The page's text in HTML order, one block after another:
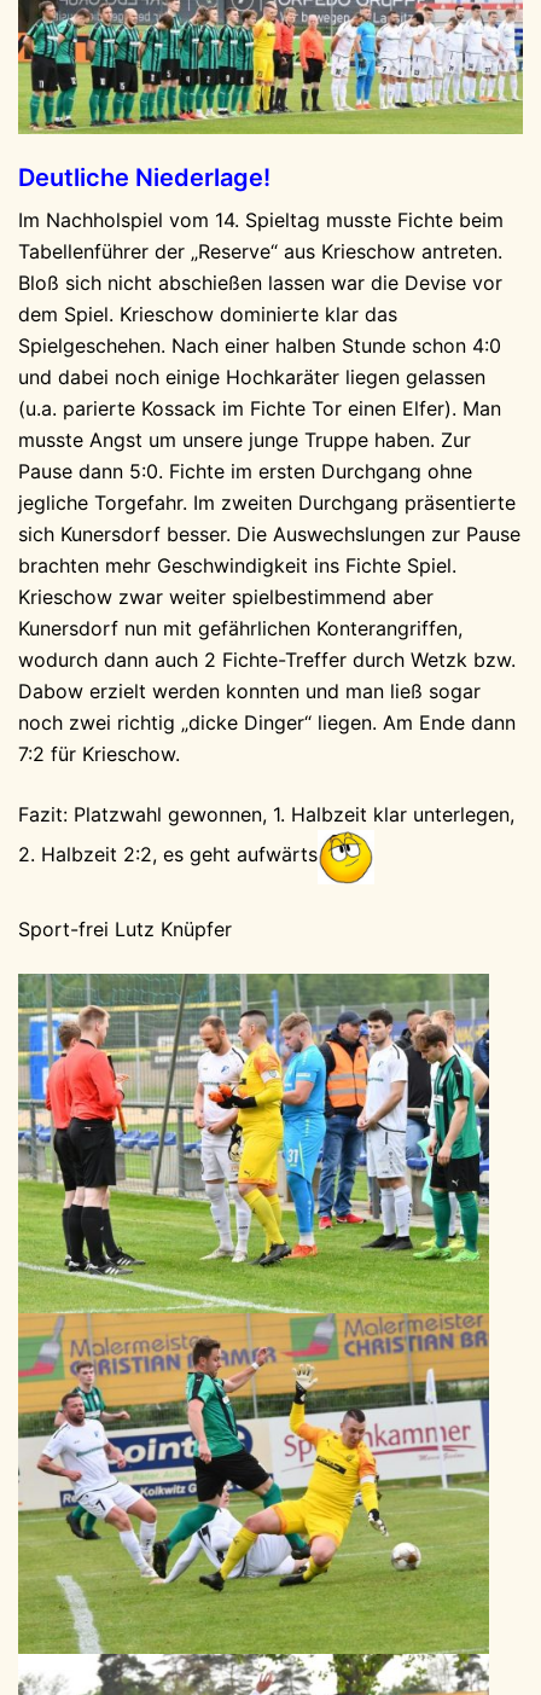
Deutliche Niederlage!
Im Nachholspiel vom 14. Spieltag musste Fichte beim
Tabellenführer der „Reserve“ aus Krieschow antreten.
Bloß sich nicht abschießen lassen war die Devise vor
dem Spiel. Krieschow dominierte klar das
Spielgeschehen. Nach einer halben Stunde schon 4:0
und dabei noch einige Hochkaräter liegen gelassen
(u.a. parierte Kossack im Fichte Tor einen Elfer). Man
musste Angst um unsere junge Truppe haben. Zur
Pause dann 5:0. Fichte im ersten Durchgang ohne
jegliche Torgefahr. Im zweiten Durchgang präsentierte
sich Kunersdorf besser. Die Auswechslungen zur Pause
brachten mehr Geschwindigkeit ins Fichte Spiel.
Krieschow zwar weiter spielbestimmend aber
Kunersdorf nun mit gefährlichen Konterangriffen,
wodurch dann auch 2 Fichte-Treffer durch Wetzk bzw.
Dabow erzielt werden konnten und man ließ sogar
noch zwei richtig „dicke Dinger“ liegen. Am Ende dann
7:2 für Krieschow.
Fazit: Platzwahl gewonnen, 1. Halbzeit klar unterlegen,
2. Halbzeit 2:2, es geht aufwärts
Sport-frei Lutz Knüpfer